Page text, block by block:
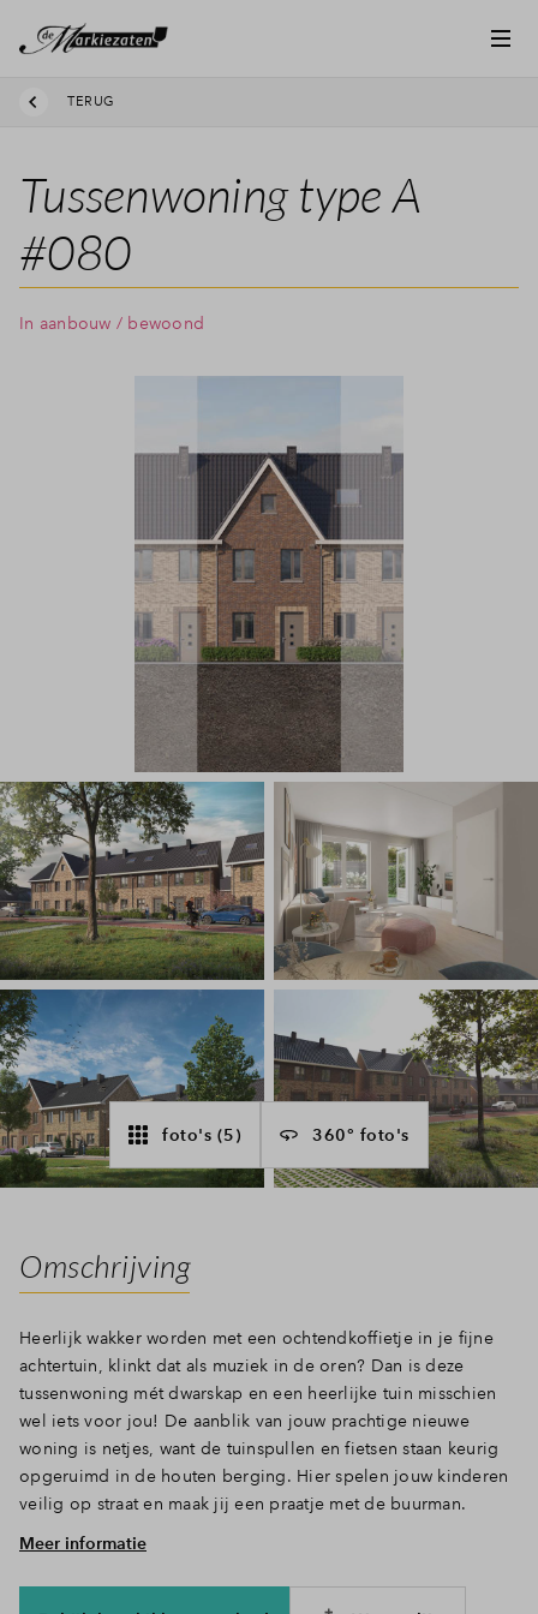
Inloggen
TERUG
Tussenwoning type A
#080
In aanbouw / bewoond
foto's (5) 360° foto's
Omschrijving
Heerlijk wakker worden met een ochtendkoffietje in je fijne
achtertuin, klinkt dat als muziek in de oren? Dan is deze
tussenwoning mét dwarskap en een heerlijke tuin misschien
wel iets voor jou! De aanblik van jouw prachtige nieuwe
woning is netjes, want de tuinspullen en fietsen staan keurig
opgeruimd in de houten berging. Hier spelen jouw kinderen
veilig op straat en maak jij een praatje met de buurman.
Zadeldak met dwarskap
voordeur aan de voorkant van de woning stap je de hal
Meer informatie